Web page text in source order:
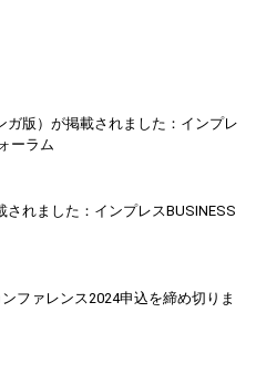
ガ版）が掲載されました：インプレ
ーラム
されました：インプレスBUSINESS
ファレンス2024申込を締め切りま